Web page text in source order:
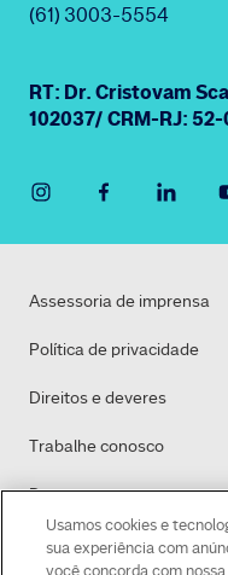
(61) 3003-5554
RT: Dr. Cristovam
102037/ CRM-RJ:
Assessoria de imprensa
Política de privacidade
Direitos e deveres
Trabalhe conosco
Dasa
Política de Cookies
Usamos cookies e
sua experiência com
você concorda com nossa